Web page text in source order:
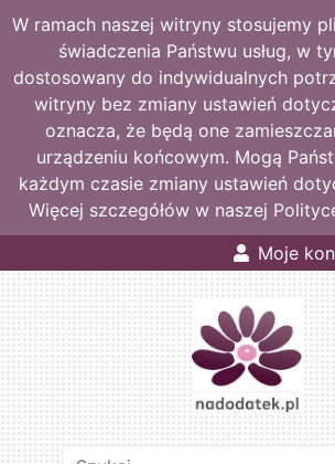
W ramach naszej witryny stosujemy
świadczenia Państwu usług, w
dostosowany do indywidualnych
witryny bez zmiany ustawień
oznacza, że będą one
urządzeniu końcowym. Mogą
każdym czasie zmiany ustawień
Więcej szczegółów w naszej
Moje